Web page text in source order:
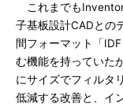
これまでも
子基板設計CADとの
間フォーマット「
む機能を持っていた
にサイズでフィルタ
低減する改善と、イ